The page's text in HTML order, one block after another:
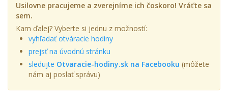
Usilovne pracujeme a zverejníme ich čoskoro! Vráťte sa
sem.
Kam ďalej? Vyberte si jednu z možností:
vyhľadať otváracie hodiny
prejsť na úvodnú stránku
sledujte Otvaracie-hodiny.sk na Facebooku (môžete
nám aj poslať správu)